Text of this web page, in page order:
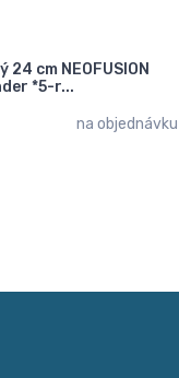
cm NEOFUSION
*5-r...
na objednávku